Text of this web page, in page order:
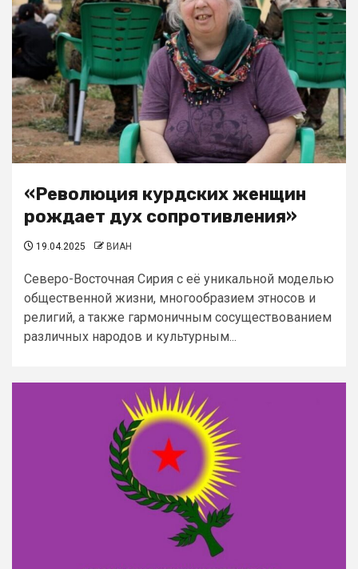
«Революция курдских женщин
рождает дух сопротивления»
19.04.2025 ВИАН
Северо-Восточная Сирия с её уникальной моделью
общественной жизни, многообразием этносов и
религий, а также гармоничным сосуществованием
различных народов и культурным...